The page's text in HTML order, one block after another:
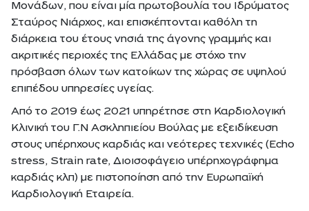
Μονάδων, που είναι μία πρωτοβουλία του Ιδρύματος
Σταύρος Νιάρχος, και επισκέπτονται καθόλη τη
διάρκεια του έτους νησιά της άγονης γραμμής και
ακριτικές περιοχές της Ελλάδας με στόχο την
πρόσβαση όλων των κατοίκων της χώρας σε υψηλού
επιπέδου υπηρεσίες υγείας.
Από το 2019 έως 2021 υπηρέτησε στη Καρδιολογική
Κλινική του Γ.Ν Ασκληπιείου Βούλας με εξειδίκευση
στους υπέρηχους καρδιάς και νεότερες τεχνικές (Echo
stress, Strain rate, Διοισοφάγειο υπέρηχογράφημα
καρδιάς κλπ) με πιστοποίηση από την Ευρωπαϊκή
Καρδιολογική Εταιρεία.